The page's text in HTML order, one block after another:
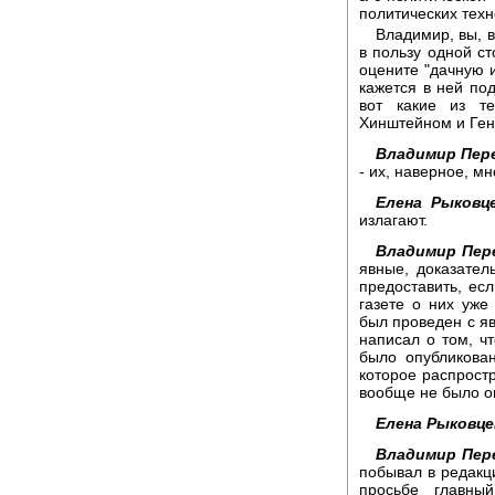
политических
Владимир, вы,
в пользу одной
оцените "дачную
кажется в ней
вот какие из
Хинштейном и
Владимир
- их, наверное,
Елена
излагают.
Владимир
явные,
предоставить,
газете о них
был проведен с
написал о том,
было
которое
вообще не было
Елена
Владимир
побывал в
просьбе